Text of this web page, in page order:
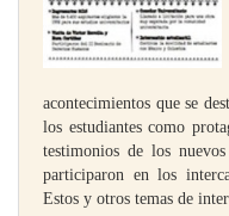
acontecimientos que se
los estudiantes como
testimonios de los
participaron en los
Estos y otros temas de